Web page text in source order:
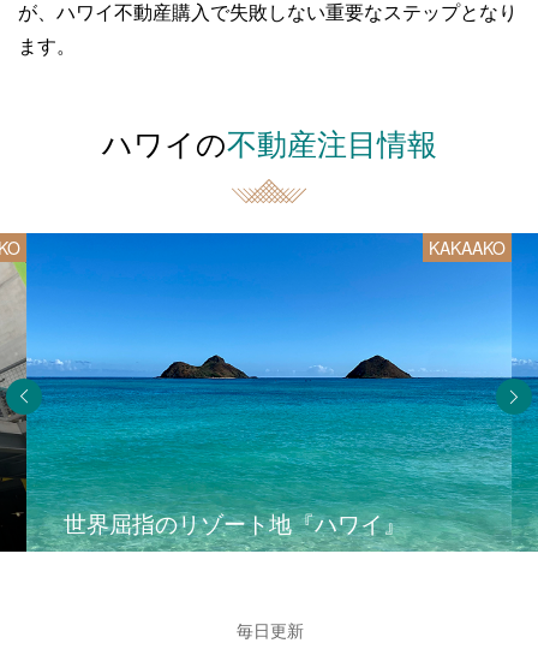
が、 ハワイ不動産購入で失敗しない重要なステップとなり
ます。
ハワイの不動産注目情報
KAKAAKO
世界屈指のリゾート地『ハワイ』
毎日更新